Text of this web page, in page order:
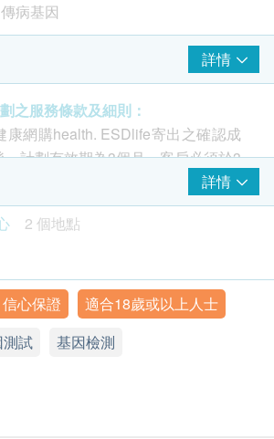
病基因
4星期
Natera公司進行
詳情
之服務條款及細則：
康網購health. ESDlife寄出之確認成
計劃有效期為3個月，客戶必須於3
付款日期起計)接受有關測試，逾期
後，因應不同測試計劃，一般情況
工作天跟進檢查報告。
給客戶，或客戶可親身往麥迪體檢中
不設退款。
過敏測試中心 及 健康網購 health.
詳情
2 個地點
號22/F
信心保證
適合18歲或以上人士
試 基因檢測